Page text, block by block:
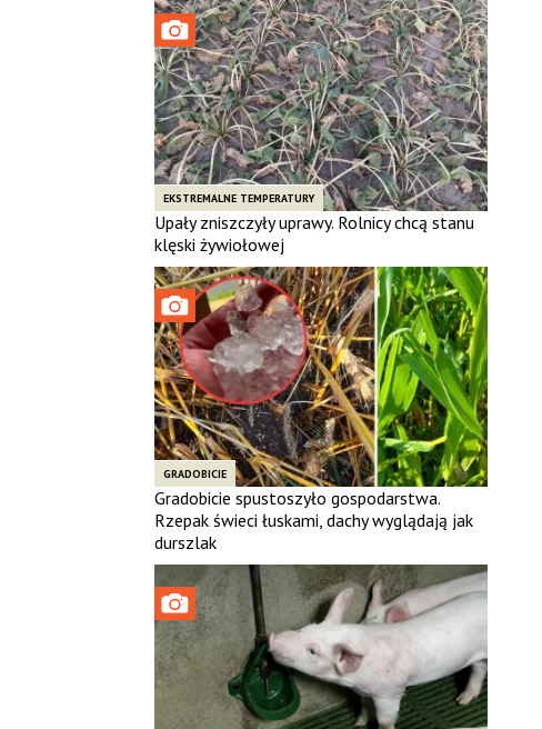
EKSTREMALNE TEMPERATURY
Upały zniszczyły uprawy. Rolnicy chcą stanu
klęski żywiołowej
GRADOBICIE
Gradobicie spustoszyło gospodarstwa.
Rzepak świeci łuskami, dachy wyglądają jak
durszlak